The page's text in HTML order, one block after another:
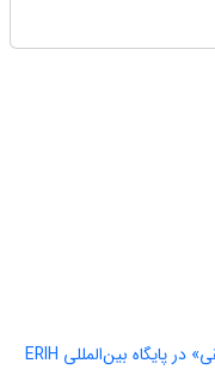
نشریه «هنرهای زیبا: هنرهای نمایشی و موسیقی» در پایگاه بین‌المللی ERIH